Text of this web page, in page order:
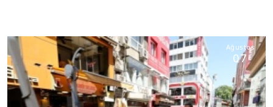
Ağustos
07